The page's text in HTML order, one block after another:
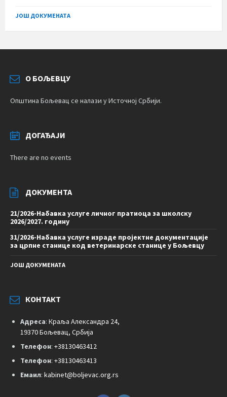
ЈОШ ДОКУМЕНАТА
О БОЉЕВЦУ
Општина Бољевац се налази у Источној Србији.
ДОГАЂАЈИ
There are no events
ДОКУМЕНТА
21/2026-Набавка услуге личног пратиоца за школску
2026/2027. годину
31/2026-Набавка услуге израде пројектне документације
за црпне станице код ветеринарске станице у Бољевцу
ЈОШ ДОКУМЕНАТА
КОНТАКТ
Адреса: Краља Александра 24,
19370 Бољевац, Србија
Телефон: +38130463412
Телефон: +38130463413
Емаил: kabinet@boljevac.org.rs